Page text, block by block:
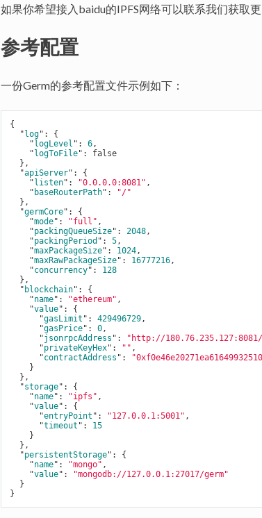
如果你希望接入baidu的IPFS网络可以联系我们获取更
参考配置
一份Germ的参考配置文件示例如下：
{
  "
log": {
    "
logLevel ": 6,
    "
logToFile": false
} ,
  "
apiServer": {
    "
listen": "0.0.0.0:8081" ,
    "
baseRouterPath":
"/"
} ,
  "
germCore": {
    "
mode": "full" ,
    "
packingQueueSize": 2048,
    "
packingPeriod ": 5,
    "
maxPackageSize": 1024,
    "
maxRawPackageSize": 16777216,
    "
concurrency": 128
} ,
  "
blockchain": {
    "
name": "ethereum" ,
    "
value": {
      "
gasLimit ": 429496729,
      "
gasPrice": 0,
      "
jsonrpcAddress ": "http://180.76.235.127:8081/
      "
privateKeyHex": "" ,
      "
contractAddress ":
}
} ,
  "
storage": {
    "
name": "ipfs" ,
    "
value": {
      "
entryPoint ": "127.0.0.1:5001" ,
      "
timeout ": 15
}
} ,
  "
persistentStorage": {
    "
name": "mongo" ,
    "
value":
"mongodb://127.0.0.1:27017/germ"